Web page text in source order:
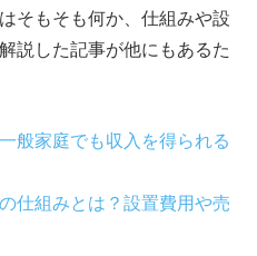
そもそも何か、仕組みや設
説した記事が他にもあるた
般家庭でも収入を得られる
仕組みとは？設置費用や売